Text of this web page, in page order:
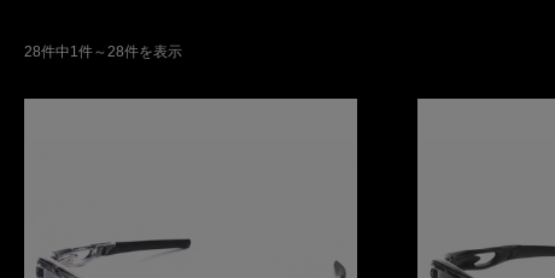
28件中1件～28件を表示